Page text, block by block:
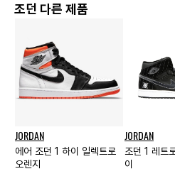
조던 다른 제품
JORDAN
에어 조던 1 하이 일렉트로
오렌지
JORDAN
조던 1 레트
이